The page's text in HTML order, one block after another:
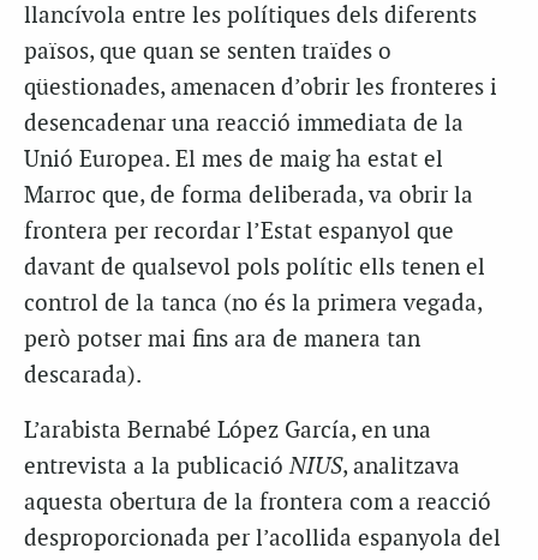
llancívola entre les polítiques dels diferents
països, que quan se senten traïdes o
qüestionades, amenacen d’obrir les fronteres i
desencadenar una reacció immediata de la
Unió Europea. El mes de maig ha estat el
Marroc que, de forma deliberada, va obrir la
frontera per recordar l’Estat espanyol que
davant de qualsevol pols polític ells tenen el
control de la tanca (no és la primera vegada,
però potser mai fins ara de manera tan
descarada).
L’arabista Bernabé López García, en una
entrevista a la publicacióNIUS, analitzava
aquesta obertura de la frontera com a reacció
desproporcionada per l’acollida espanyola del